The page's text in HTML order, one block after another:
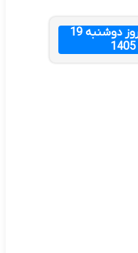
قیمت دینار امروز دوشنبه 19